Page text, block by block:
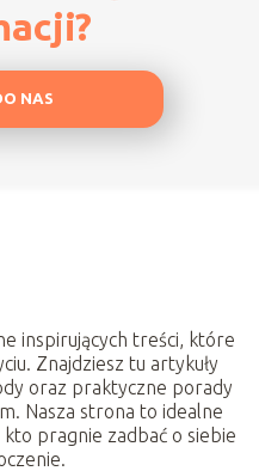
NAS
inspirujących treści, które
Znajdziesz tu artykuły
oraz praktyczne porady
Nasza strona to idealne
pragnie zadbać o siebie